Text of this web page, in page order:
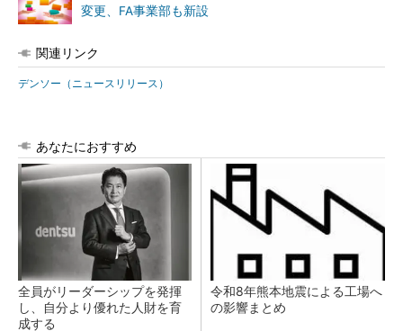
変更、FA事業部も新設
関連リンク
デンソー（ニュースリリース）
あなたにおすすめ
全員がリーダーシップを発揮
し、自分より優れた人財を育
成する
令和8年熊本地震による工場へ
の影響まとめ